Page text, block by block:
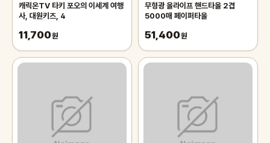
캐릭온TV 타키 포오의 이세계 여행
사, 대원키즈, 4
11,700원
무형광 올라이프 핸드타올 2겹
5000매 페이퍼타올
51,400원